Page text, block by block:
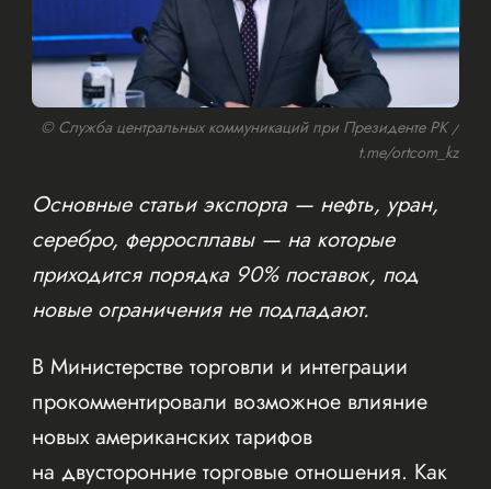
© Служба центральных коммуникаций при Президенте РК /
t.me/ortcom_kz
Основные статьи экспорта — нефть, уран,
серебро, ферросплавы — на которые
приходится порядка 90% поставок, под
новые ограничения не подпадают.
В Министерстве торговли и интеграции
прокомментировали возможное влияние
новых американских тарифов
на двусторонние торговые отношения. Как